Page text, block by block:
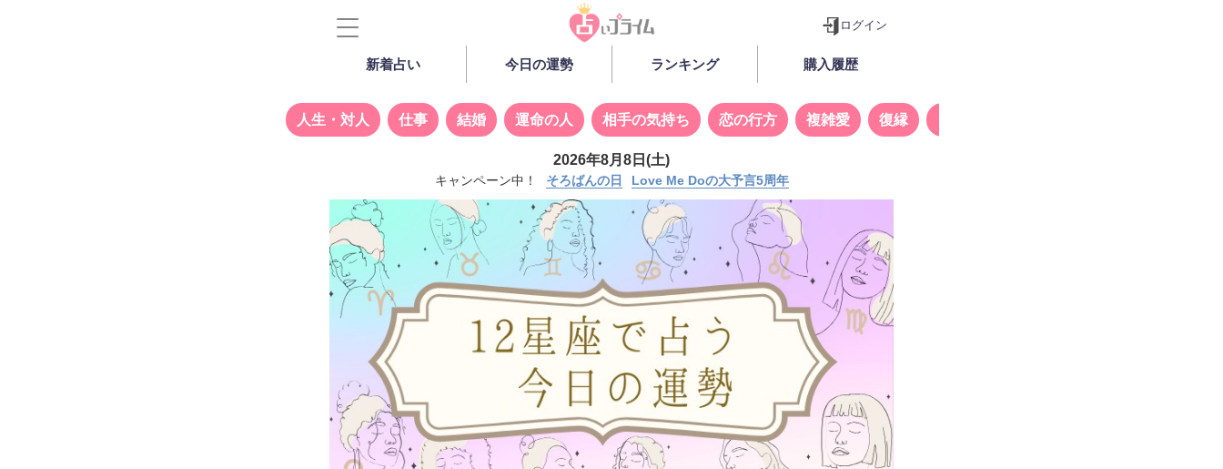
ログイン
新着占い 今日の運勢 ランキング 購入履歴
人生・対人 仕事 結婚 運命の人 相手の気持ち 恋の行方 複雑愛 復縁
2026年8月8日(土)
キャンペーン中！ そろばんの日 Love Me Doの大予言5周年